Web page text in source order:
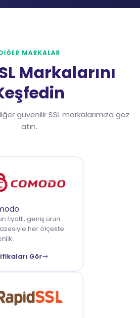
MARKALAR
Markalarını
güvenilir SSL markalarımıza göz
atın.
fiyatlı, geniş ürün
her ölçekte
Gör